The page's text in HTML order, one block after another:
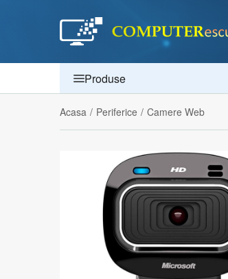
Produse
Acasa / Periferice / Camere Web